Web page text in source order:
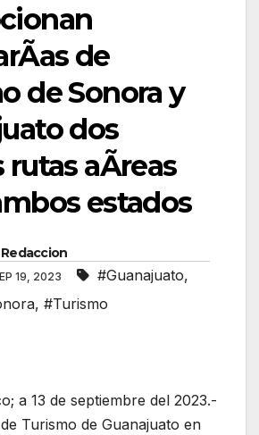
de
de Sonora y
dos
rutas aÃreas
estados
Redaccion
19, 2023 #Guanajuato,
, #Turismo
a 13 de septiembre del 2023.-
Turismo de Guanajuato en